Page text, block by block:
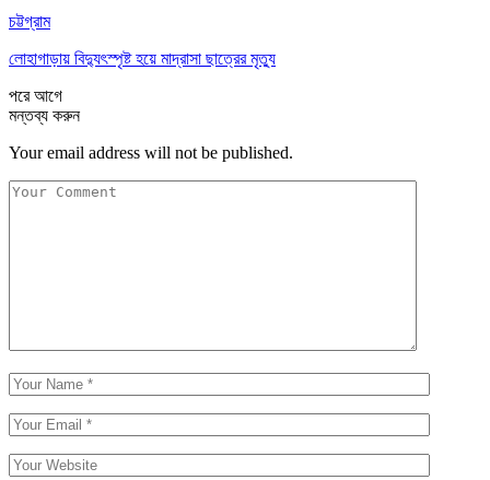
চট্টগ্রাম
লোহাগাড়ায় বিদ্যুৎস্পৃষ্ট হয়ে মাদ্রাসা ছাত্রের মৃত্যু
পরেআগে
মন্তব্য করুন
Your email address will not be published.